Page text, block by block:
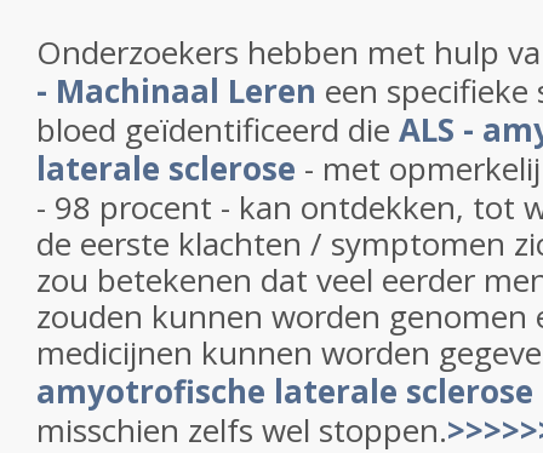
Onderzoekers hebben met hulp
- Machinaal Leren een
bloed geïdentificeerd die ALS -
laterale sclerose - met
- 98 procent - kan ontdekken, tot
de eerste klachten / symptomen
zou betekenen dat veel eerder
zouden kunnen worden genomen
medicijnen kunnen worden
amyotrofische laterale sclerose
misschien zelfs wel stoppen.